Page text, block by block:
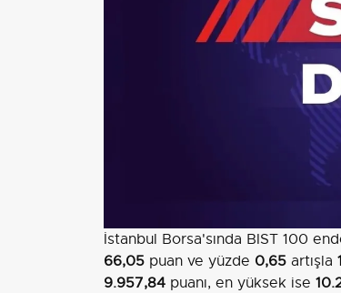
İstanbul Borsa'sında BIST 100
66,05 puan ve yüzde 0,65 artışla
9.957,84 puanı, en yüksek ise